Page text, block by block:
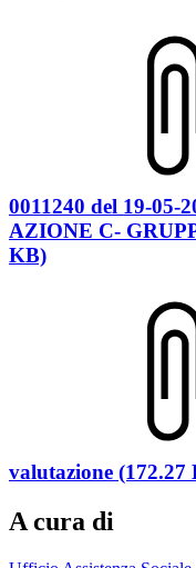
0011240 del 19-05-
AZIONE C-
KB)
valutazione (172.27
A cura di